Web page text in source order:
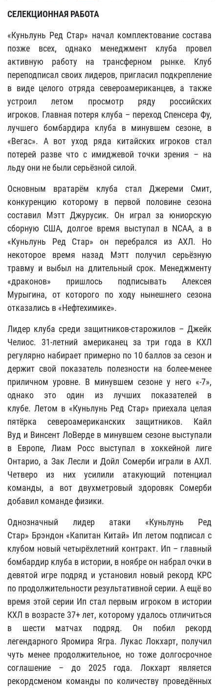
СЕЛЕКЦИОННАЯ РАБОТА
«Куньлунь Ред Стар» начал комплектование состава
позже всех, однако менеджмент клуба провел
активную работу на трансферном рынке. Клуб
переподписал своих лидеров, пригласил подкрепление
в виде целого отряда североамериканцев, а также
устроил летом просмотр ряду российских
игроков. Главная потеря клуба – переход Спенсера Фу,
лучшего бомбардира клуба в минувшем сезоне, в
«Вегас». А вот уход ряда китайских игроков стал
потерей разве что с имиджевой точки зрения – на
льду они не были серьёзной силой.
Основным вратарём клуба стал Джереми Смит,
конкуренцию которому в первой половине сезона
составил Мэтт Джурусик. Он играл за юниорскую
сборную США, долгое время выступал в NCAA, а в
«Куньлунь Ред Стар» он перебрался из АХЛ. Но
некоторое время назад Мэтт получил серьёзную
травму и выбыл на длительный срок. Менеджменту
«драконов» пришлось подписывать Алексея
Мурыгина, от которого по ходу нынешнего сезона
отказались в «Нефтехимике».
Лидер клуба среди защитников-старожилов – Джейк
Челиос. 31-летний американец за три года в КХЛ
регулярно набирает примерно по 10 баллов за сезон и
держит свой показатель полезности на более-менее
приличном уровне. В минувшем сезоне у него «-7»,
однако это один из лучших показателей в
клубе. Летом в «Куньлунь Ред Стар» приехала целая
пятёрка североамериканских защитников. Кайл
Вуд и Винсент ЛоВерде в минувшем сезоне выступали
в Европе, Лиам Россвыступал в хоккейной лиге
Онтарио, а Зак Лесли иДойл Сомерби играли в АХЛ.
Четверо из них усилили атакующий потенциал
команды, а вот двухметровый здоровяк Сомерби
добавил команде физики.
Однозначный лидер атаки «Куньлунь Ред
Стар» Брэндон «Капитан Китай» Ип летом подписал с
клубом новый четырёхлетний контракт. Ип – главный
бомбардир клуба в истории, в ноябре он набрал очки в
девятой игре подряд и установил новый рекорд КРС
по продолжительности результативной серии. А ещё во
время этой серии Ип стал первым игроком в истории
КХЛ в возрасте 37+ лет, которому удалось отличиться
в шести матчах подряд. Он побил рекорд
легендарного Яромира Ягра. Лукас Локхарт, получил
чуть менее продолжительное, но тоже долгосрочное
соглашение – до 2025 года. Локхарт является
рекордсменом команды по количеству проведённых